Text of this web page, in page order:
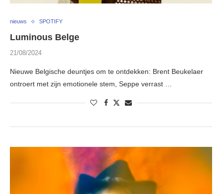
nieuws SPOTIFY
Luminous Belge
21/08/2024
Nieuwe Belgische deuntjes om te ontdekken: Brent Beukelaer
ontroert met zijn emotionele stem, Seppe verrast …